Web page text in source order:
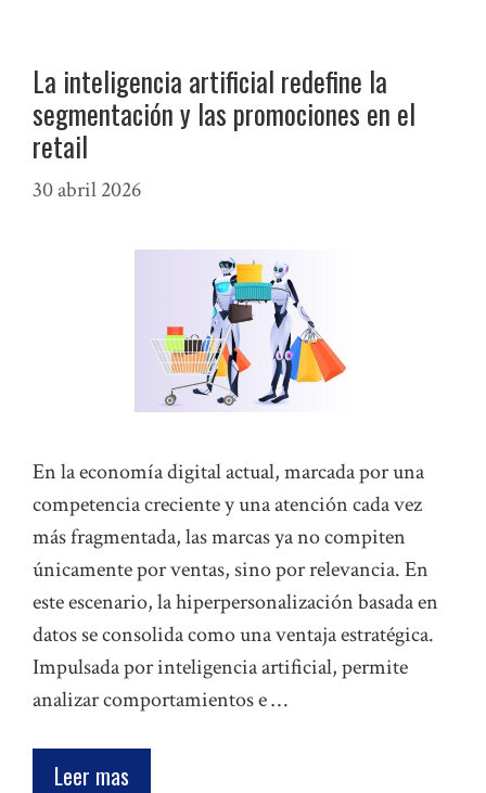
La inteligencia artificial redefine la
segmentación y las promociones en el
retail
30 abril 2026
En la economía digital actual, marcada por una
competencia creciente y una atención cada vez
más fragmentada, las marcas ya no compiten
únicamente por ventas, sino por relevancia. En
este escenario, la hiperpersonalización basada en
datos se consolida como una ventaja estratégica.
Impulsada por inteligencia artificial, permite
analizar comportamientos e …
Leer mas